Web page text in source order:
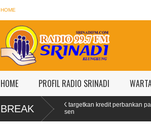
HOME
HOME PROFIL RADIO SRINADI
BREAK
OJK targetkan kredit perbankan pada 2024 tumbuh
persen